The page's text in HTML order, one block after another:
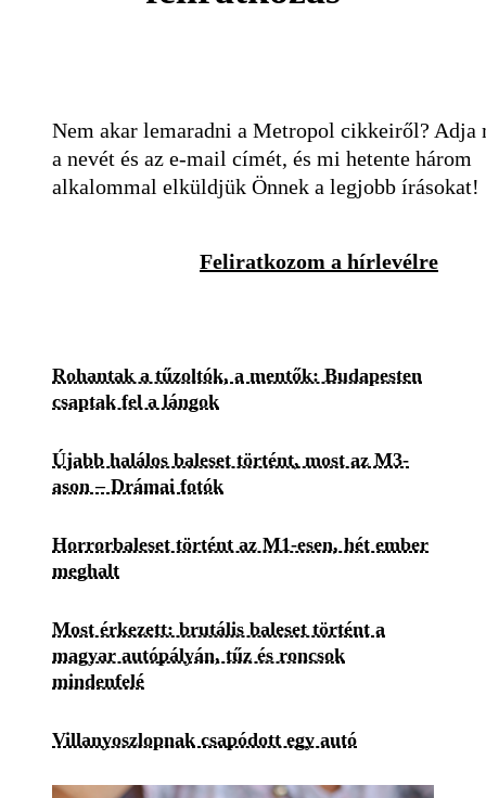
Nem akar lemaradni a Metropol cikkeiről? Adja
a nevét és az e-mail címét, és mi hetente három
alkalommal elküldjük Önnek a legjobb írásokat!
Feliratkozom a hírlevélre
Rohantak a tűzoltók, a mentők: Budapesten
csaptak fel a lángok
Újabb halálos baleset történt, most az M3-
ason – Drámai fotók
Horrorbaleset történt az M1-esen, hét ember
meghalt
Most érkezett: brutális baleset történt a
magyar autópályán, tűz és roncsok
mindenfelé
Villanyoszlopnak csapódott egy autó